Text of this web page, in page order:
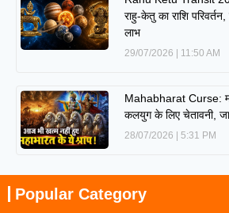
राहु-केतु का राशि
लाभ
29/07/2026 11:50 AM
Mahabharat Curse:
कलयुग के लिए चेतावनी,
28/07/2026 5:31 PM
Popular Category